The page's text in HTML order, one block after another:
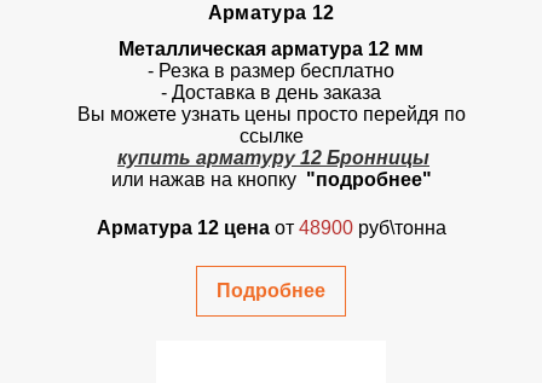
Арматура 12
Металлическая арматура 12 мм
- Резка в размер бесплатно
- Доставка в день заказа
Вы можете узнать цены просто перейдя по
ссылке
купить арматуру 12 Бронницы
или нажав на кнопку "подробнее"
Арматура 12 цена от 48900 руб\тонна
Подробнее